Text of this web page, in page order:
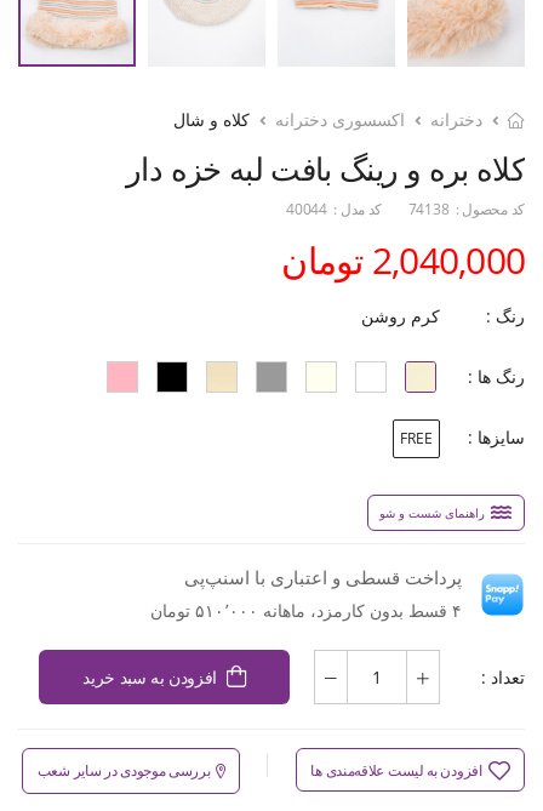
دخترانه اکسسوری دخترانه کلاه و شال
کلاه بره و رینگ بافت لبه خزه دار
کد محصول : 74138 کد مدل : 40044
2,040,000 تومان
رنگ : کرم روشن
رنگ ها :
سایزها : FREE
راهنمای شست و شو
پرداخت قسطی و اعتباری با اسنپ‌پی
۴ قسط بدون کارمزد، ماهانه ۵۱۰٬۰۰۰ تومان
تعداد : افزودن به سبد خرید
افزودن به لیست علاقه‌مندی ها بررسی موجودی در سایر شعب